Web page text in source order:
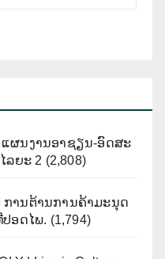
ຜນງານອາຊຽນ-ອົດສະ
ລຍະ 2 (2,808)
ານຕ້ານການຄ້າມະນຸດ
ອດໄພ. (1,794)